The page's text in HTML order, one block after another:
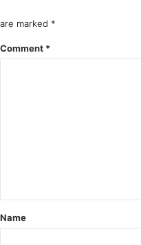
ख़
त
र
,
जै
श
are marked *
Comment *
Name